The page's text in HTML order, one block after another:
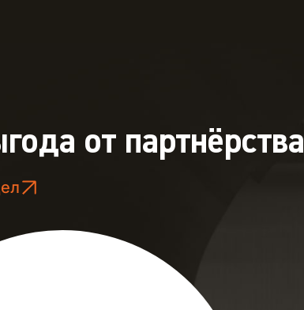
от партнёрства